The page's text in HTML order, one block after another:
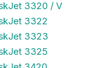
3320 / V
3322
3323
3325